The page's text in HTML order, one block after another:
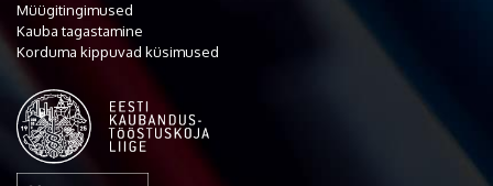
Müügitingimused
Kauba tagastamine
Korduma kippuvad küsimused